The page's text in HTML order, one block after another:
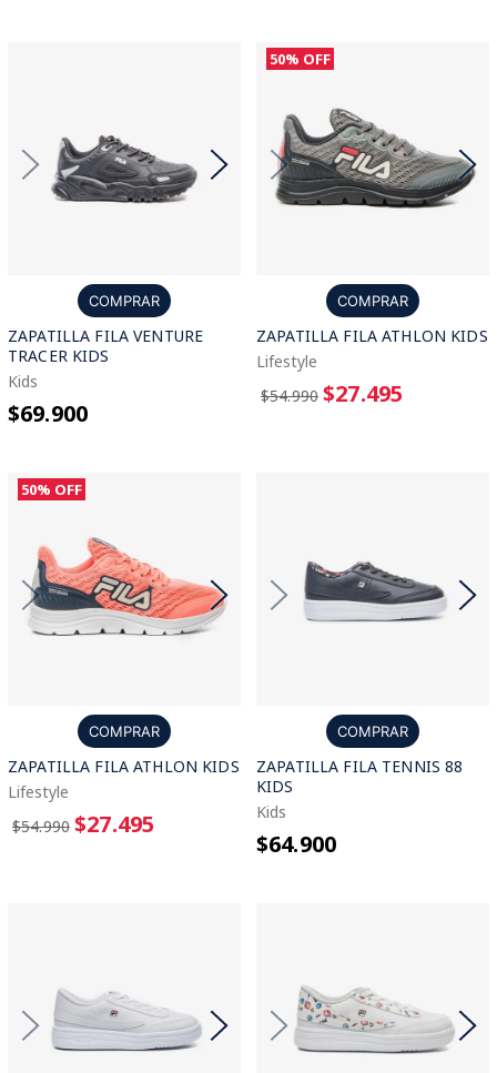
COMPRAR
ZAPATILLA FILA VENTURE
TRACER KIDS
Kids
$69.900
50% OFF
COMPRAR
ZAPATILLA FILA ATHLON KIDS
Lifestyle
$54.990 $27.495
50% OFF
COMPRAR
ZAPATILLA FILA ATHLON KIDS
Lifestyle
$54.990 $27.495
COMPRAR
ZAPATILLA FILA TENNIS 88
KIDS
Kids
$64.900